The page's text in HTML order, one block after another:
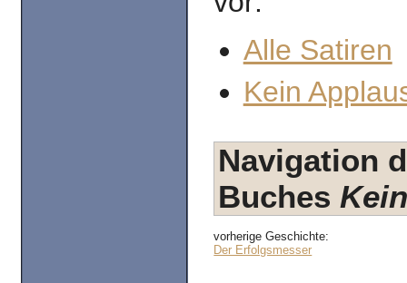
Alle Satiren
Kein
Navigation
Buches
vorherige Geschichte:
Der Erfolgsmesser